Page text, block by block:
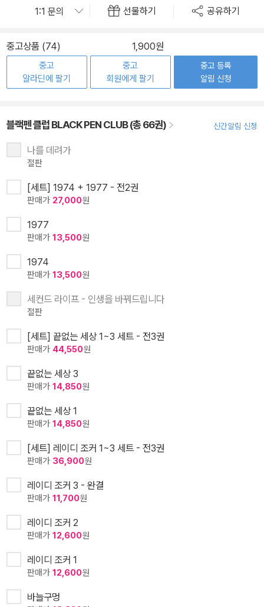
선물하기 공유하기
중고상품 (74) 1,900원
중고
알라딘에 팔기
중고
회원에게 팔기
중고 등록
알림 신청
블랙펜 클럽 BLACK PEN CLUB (총 66권) 신간알림 신청
나를 데려가
절판
[세트] 1974 + 1977 - 전2권
판매가 27,000원
1977
판매가 13,500원
1974
판매가 13,500원
세컨드 라이프 - 인생을 바꿔드립니다
절판
[세트] 끝없는 세상 1~3 세트 - 전3권
판매가 44,550원
끝없는 세상 3
판매가 14,850원
끝없는 세상 1
판매가 14,850원
[세트] 레이디 조커 1~3 세트 - 전3권
판매가 36,900원
레이디 조커 3 - 완결
판매가 11,700원
레이디 조커 2
판매가 12,600원
레이디 조커 1
판매가 12,600원
바늘구멍